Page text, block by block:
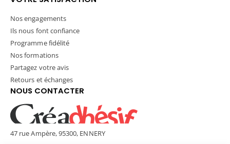
Nos engagements
Ils nous font confiance
Programme fidélité
Nos formations
Partagez votre avis
Retours et échanges
NOUS CONTACTER
47 rue Ampère, 95300, ENNERY